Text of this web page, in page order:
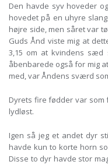
Den havde syv hoveder
hovedet på en uhyre
højre side, men såret var
Guds Ånd viste mig at
3,15 om at kvindens sæd
åbenbarede også for mig
med, var Åndens sværd
Dyrets fire fødder var
lydløst.
Igen så jeg et andet dyr
havde kun to korte horn
Disse to dyr havde stor